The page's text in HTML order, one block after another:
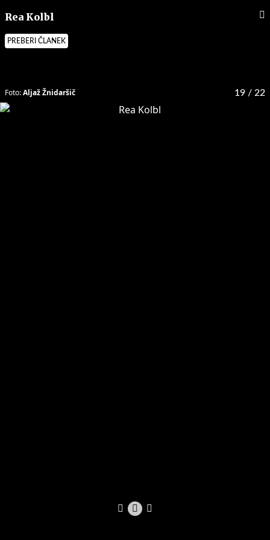
Rea Kolbl
PREBERI ČLANEK
19 / 22
Foto:Aljaž Žnidaršič